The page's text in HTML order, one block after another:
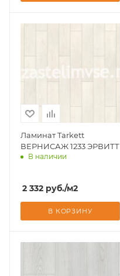
Ламинат Tarkett
ВЕРНИСАЖ 1233 ЭРВИТТ
В наличии
2 332 руб./м2
В КОРЗИНУ